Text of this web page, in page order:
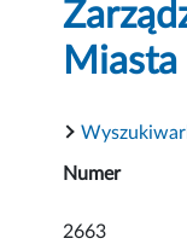
Numer
2663